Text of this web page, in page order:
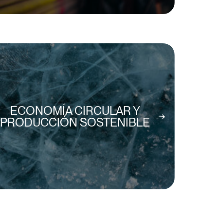
ECONOMÍA CIRCULAR Y
PRODUCCIÓN SOSTENIBLE